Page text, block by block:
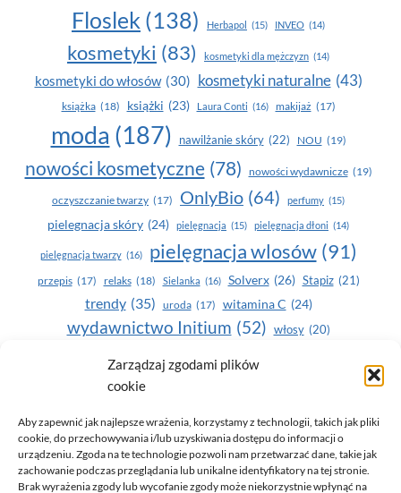
Zarządzaj zgodami plików
cookie
Aby zapewnić jak najlepsze wrażenia, korzystamy z technologii, takich jak pliki
cookie, do przechowywania i/lub uzyskiwania dostępu do informacji o
urządzeniu. Zgoda na te technologie pozwoli nam przetwarzać dane, takie jak
zachowanie podczas przeglądania lub unikalne identyfikatory na tej stronie.
Brak wyrażenia zgody lub wycofanie zgody może niekorzystnie wpłynąć na
Floslek (138) Herbapol (15) INVEO (14)
kosmetyki (83) kosmetyki dla mężczyzn (14)
kosmetyki do włosów (30) kosmetyki naturalne (43)
książka (18) książki (23) Laura Conti (16) makijaż (17)
moda (187) nawilżanie skóry (22) NOU (19)
nowości kosmetyczne (78) nowości wydawnicze (19)
oczyszczanie twarzy (17) OnlyBio (64) perfumy (15)
pielegnacja skóry (24) pielęgnacja (15) pielęgnacja dłoni (14)
pielęgnacja twarzy (16) pielęgnacja wlosów (91)
przepis (17) relaks (18) Sielanka (16) Solverx (26) Stapiz (21)
trendy (35) uroda (17) witamina C (24)
wydawnictwo Initium (52) włosy (20)
Yasumi(164) zdrowe zęby
zdrowie